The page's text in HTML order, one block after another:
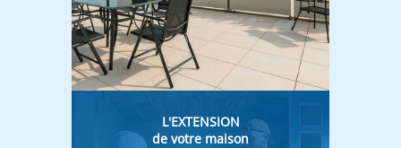
L'EXTENSION
de votre maison